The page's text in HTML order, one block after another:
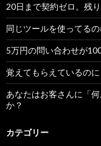
20日まで契約ゼロ。残
同じツールを使ってる
5万円の問い合わせが
覚えてもらえているの
あなたはお客さんに「
か？
カテゴリー